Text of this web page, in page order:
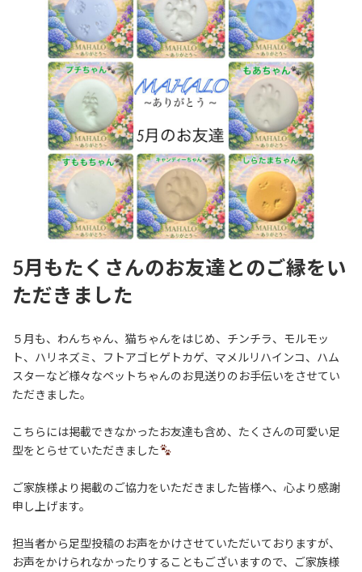
5月もたくさんのお友達とのご縁をい
ただきました
５月も、わんちゃん、猫ちゃんをはじめ、チンチラ、モルモッ
ト、ハリネズミ、フトアゴヒゲトカゲ、マメルリハインコ、ハム
スターなど様々なペットちゃんのお見送りのお手伝いをさせてい
ただきました。
こちらには掲載できなかったお友達も含め、たくさんの可愛い足
型をとらせていただきました
ご家族様より掲載のご協力をいただきました皆様へ、心より感謝
申し上げます。
担当者から足型投稿のお声をかけさせていただいておりますが、
お声をかけられなかったりすることもございますので、ご家族様